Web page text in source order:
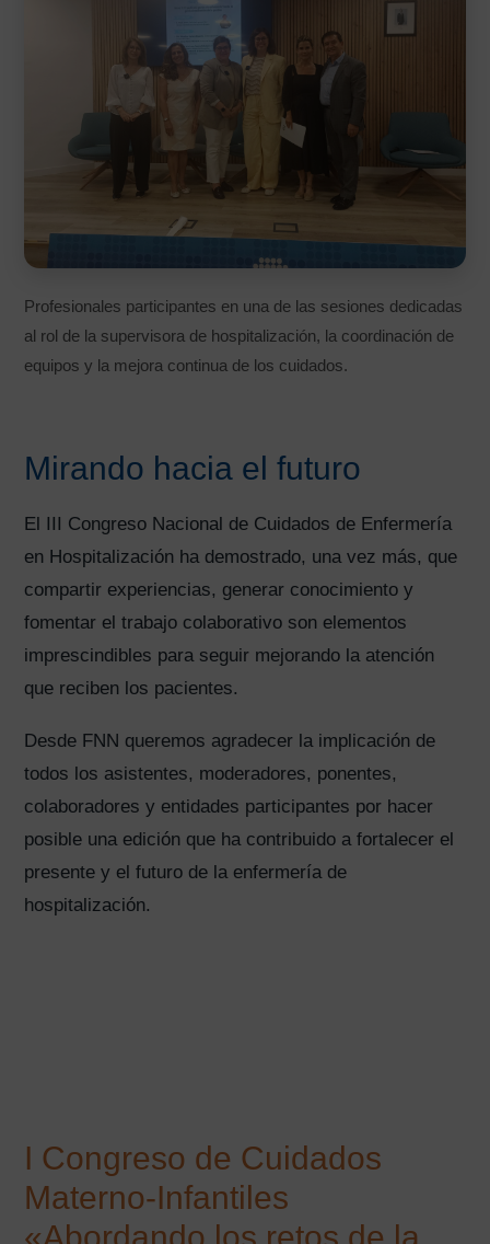
Profesionales participantes en una de las sesiones dedicadas
al rol de la supervisora de hospitalización, la coordinación de
equipos y la mejora continua de los cuidados.
Mirando hacia el futuro
El III Congreso Nacional de Cuidados de Enfermería
en Hospitalización ha demostrado, una vez más, que
compartir experiencias, generar conocimiento y
fomentar el trabajo colaborativo son elementos
imprescindibles para seguir mejorando la atención
que reciben los pacientes.
Desde FNN queremos agradecer la implicación de
todos los asistentes, moderadores, ponentes,
colaboradores y entidades participantes por hacer
posible una edición que ha contribuido a fortalecer el
presente y el futuro de la enfermería de
hospitalización.
I Congreso de Cuidados
Materno-Infantiles
«Abordando los retos de la